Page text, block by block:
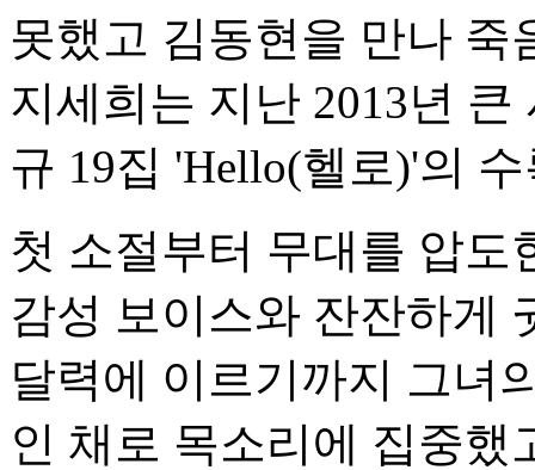
못했고 김동현을 만나 죽
지세희는 지난 2013년
규 19집 'Hello(헬로)'의
첫 소절부터 무대를 압도
감성 보이스와 잔잔하게
달력에 이르기까지 그녀
인 채로 목소리에 집중